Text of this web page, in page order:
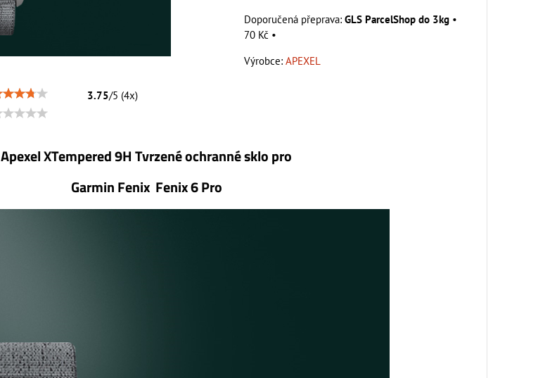
3.75/5 (4x)
GLS ParcelShop do 3kg •
70 Kč •
Výrobce: APEXEL
Apexel XTempered 9H Tvrzené ochranné sklo pro
Garmin Fenix ​​ Fenix ​​6 Pro